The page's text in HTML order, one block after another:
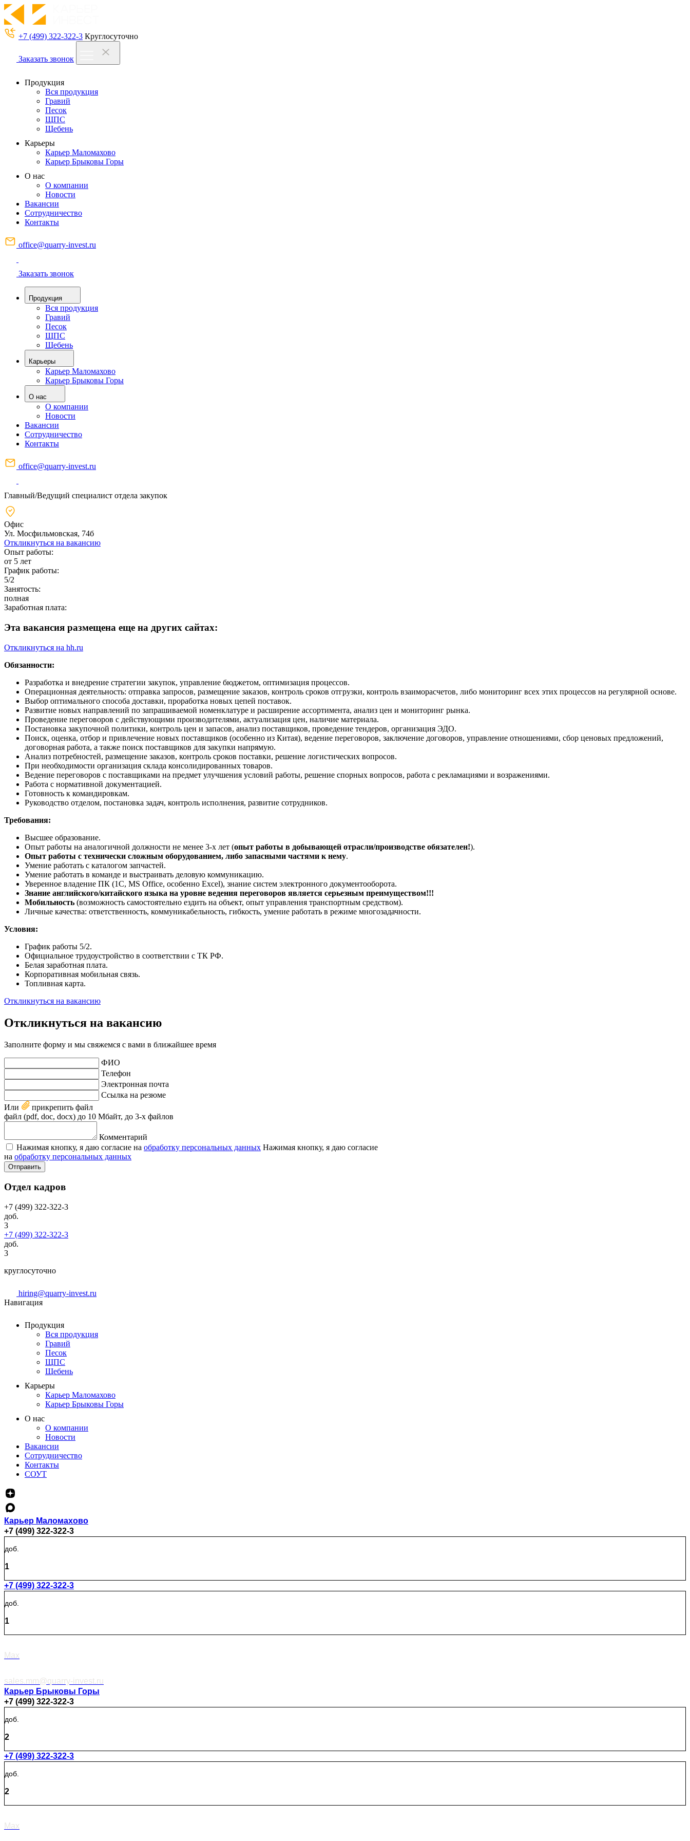
+7 (499) 322-322-3 Круглосуточно
Заказать звонок
Продукция
Вся продукция
Гравий
Песок
ЩПС
Щебень
Карьеры
Карьер Маломахово
Карьер Брыковы Горы
О нас
О компании
Новости
Вакансии
Сотрудничество
Контакты
office@quarry-invest.ru
Заказать звонок
Продукция
Вся продукция
Гравий
Песок
ЩПС
Щебень
Карьеры
Карьер Маломахово
Карьер Брыковы Горы
О нас
О компании
Новости
Вакансии
Сотрудничество
Контакты
office@quarry-invest.ru
Главный/Ведущий специалист отдела закупок
Офис
Ул. Мосфильмовская, 74б
Откликнуться на вакансию
Опыт работы:
от 5 лет
График работы:
5/2
Занятость:
полная
Заработная плата:
Эта вакансия размещена еще на других сайтах:
Откликнуться на hh.ru
Обязанности:
Разработка и внедрение стратегии закупок, управление бюджетом, оптимизация процессов.
Операционная деятельность: отправка запросов, размещение заказов, контроль сроков отгрузки, контроль взаиморасчетов, либо мониторинг всех этих процессов на регулярной основе.
Выбор оптимального способа доставки, проработка новых цепей поставок.
Развитие новых направлений по запрашиваемой номенклатуре и расширение ассортимента, анализ цен и мониторинг рынка.
Проведение переговоров с действующими производителями, актуализация цен, наличие материала.
Постановка закупочной политики, контроль цен и запасов, анализ поставщиков, проведение тендеров, организация ЭДО.
Поиск, оценка, отбор и привлечение новых поставщиков (особенно из Китая), ведение переговоров, заключение договоров, управление отношениями, сбор ценовых предложений,
договорная работа, а также поиск поставщиков для закупки напрямую.
Анализ потребностей, размещение заказов, контроль сроков поставки, решение логистических вопросов.
При необходимости организация склада консолидированных товаров.
Ведение переговоров с поставщиками на предмет улучшения условий работы, решение спорных вопросов, работа с рекламациями и возражениями.
Работа с нормативной документацией.
Готовность к командировкам.
Руководство отделом, постановка задач, контроль исполнения, развитие сотрудников.
Требования:
Высшее образование.
Опыт работы на аналогичной должности не менее 3-х лет (опыт работы в добывающей отрасли/производстве обязателен!).
Опыт работы с технически сложным оборудованием, либо запасными частями к нему.
Умение работать с каталогом запчастей.
Умение работать в команде и выстраивать деловую коммуникацию.
Уверенное владение ПК (1С, MS Office, особенно Excel), знание систем электронного документооборота.
Знание английского/китайского языка на уровне ведения переговоров является серьезным преимуществом!!!
Мобильность (возможность самостоятельно ездить на объект, опыт управления транспортным средством).
Личные качества: ответственность, коммуникабельность, гибкость, умение работать в режиме многозадачности.
Условия:
График работы 5/2.
Официальное трудоустройство в соответствии с ТК РФ.
Белая заработная плата.
Корпоративная мобильная связь.
Топливная карта.
Откликнуться на вакансию
Откликнуться на вакансию
Заполните форму и мы свяжемся с вами в ближайшее время
ФИО
Телефон
Электронная почта
Ссылка на резюме
Или
прикрепить файл
файл (pdf, doc, docx) до 10 Мбайт, до 3-х файлов
Комментарий
Нажимая кнопку, я даю согласие на обработку персональных данных Нажимая кнопку, я даю согласие
на обработку персональных данных
Отправить
Отдел кадров
+7 (499) 322-322-3
доб.
3
+7 (499) 322-322-3
доб.
3
круглосуточно
hiring@quarry-invest.ru
Навигация
Продукция
Вся продукция
Гравий
Песок
ЩПС
Щебень
Карьеры
Карьер Маломахово
Карьер Брыковы Горы
О нас
О компании
Новости
Вакансии
Сотрудничество
Контакты
СОУТ
Карьер Маломахово
+7 (499) 322-322-3
доб.
1
+7 (499) 322-322-3
доб.
1
Max
sales.mm@quarry-invest.ru
Карьер Брыковы Горы
+7 (499) 322-322-3
доб.
2
+7 (499) 322-322-3
доб.
2
Max